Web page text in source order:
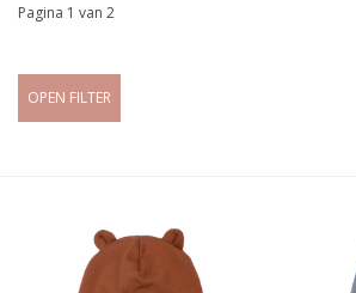
Pagina 1 van 2
OPEN FILTER